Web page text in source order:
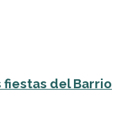
fiestas del Barrio